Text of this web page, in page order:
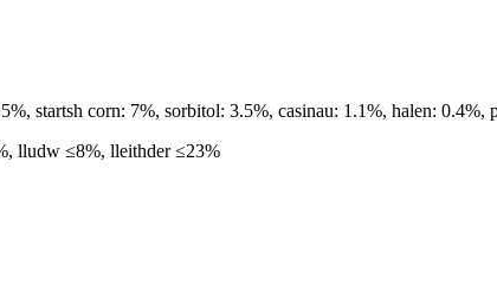
startsh corn: 7%, sorbitol: 3.5%, casinau: 1.1%, halen: 0.4%,
lludw ≤8%, lleithder ≤23%